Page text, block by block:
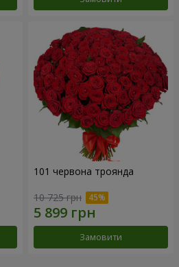
101 червона троянда
10 725 грн
Замовити